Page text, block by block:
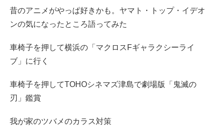
昔のアニメがやっぱ好きかも。ヤマト・トップ・イデオ
ンの気になったところ語ってみた
車椅子を押して横浜の「マクロスFギャラクシーライ
ブ」に行く
車椅子を押してTOHOシネマズ津島で劇場版「鬼滅の
刃」鑑賞
我が家のツバメのカラス対策